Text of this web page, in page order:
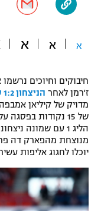
"מחצית בשכונה"
תקנון משתתפים
תקנון עבור פעילות
תקנון עבור פעילות ספורט
טניס
גיימינג E-Sports
תנאי שימוש
כדורמים
פוטבול אמריקאי NFL
בייסבול MLB
ספורט אתגרי
אומנויות לחימה
א א א
חיבוקים וחיוכים
ז'רמן לאחר הניצחון 1:2 על מארסיי השנייה
של 15 נקודות
הליג 1 עם שמונה
מנוצחת מהפארק דה
יוכלו לחגוג אליפות